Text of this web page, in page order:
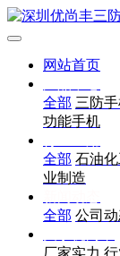
网站首页
全部 三防
功能手机
全部 石油
业制造
全部 公司
厂家实力 行